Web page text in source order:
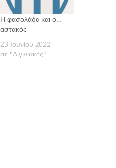
Η φασολάδα και ο…
αστακός
23 Ιουνίου 2022
σε "Αιγινιακός"